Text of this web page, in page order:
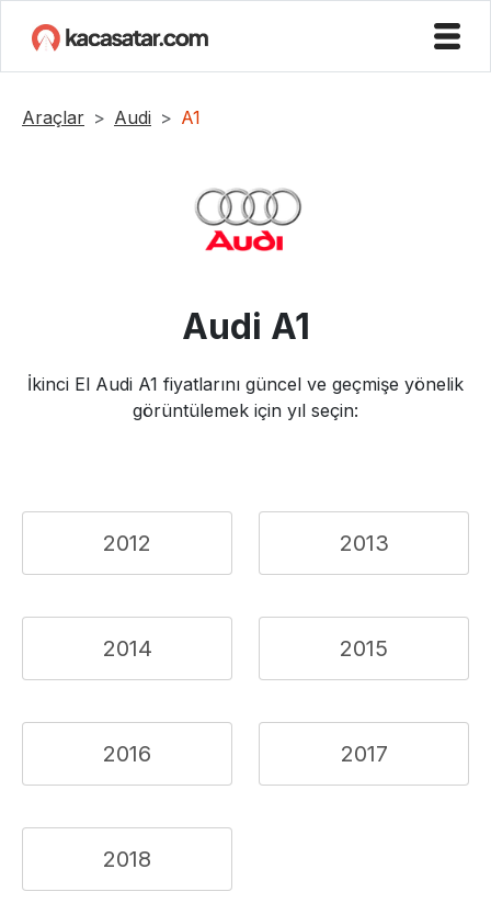
Araçlar Audi A1
Audi A1
İkinci El Audi A1 fiyatlarını güncel ve geçmişe yönelik
görüntülemek için yıl seçin:
2012 2013
2014 2015
2016 2017
2018